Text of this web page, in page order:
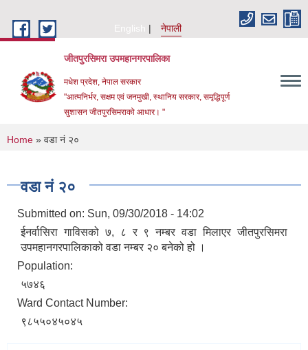
English
नेपाली
जीतपुरसिमरा उपमहानगरपालिका
मधेश प्रदेश, नेपाल सरकार
"आत्मनिर्भर, सक्षम एवं जनमुखी, स्थानिय सरकार, समृद्धिपूर्ण
सुशासन जीतपुरसिमराको आधार। "
You are here
Home » वडा नं २०
वडा नं २०
Submitted on: Sun, 09/30/2018 - 14:02
ईनर्वासिरा गाविसको ७, ८ र ९ नम्बर वडा मिलाएर जीतपुरसिमरा
उपमहानगरपालिकाको वडा नम्बर २० बनेको हो ।
Population:
५७४६
Ward Contact Number:
९८५५०४५०४५